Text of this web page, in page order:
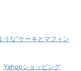
うな”ケーキとマフィン
Yahooショッピング